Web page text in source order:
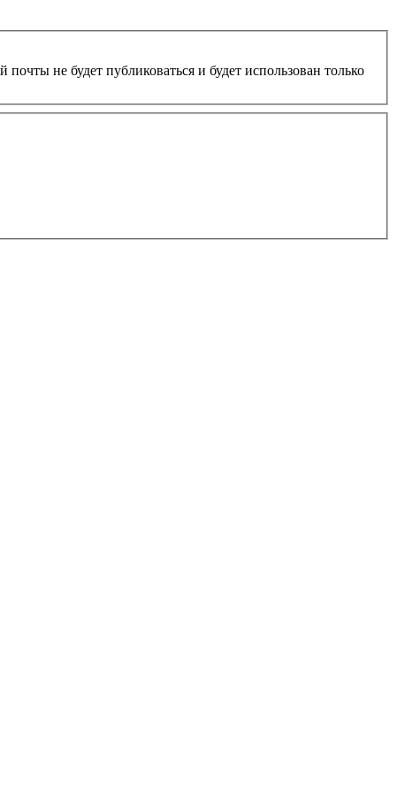
не будет публиковаться и будет использован только